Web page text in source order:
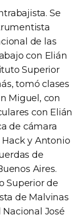
Se
de las
con Elián
Superior
tomó clases
Miguel, con
con Elián
de cámara
y Antonio
de
Aires.
Superior de
de Malvinas
José